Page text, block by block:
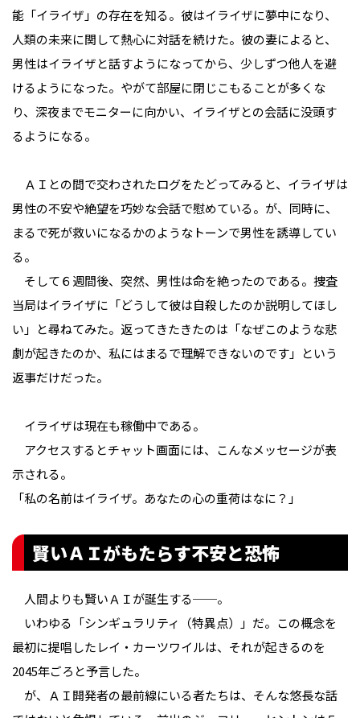
能「イライザ」の存在を知る。彼はイライザに夢中になり、
人類の未来に関して熱心に対話を続けた。彼の妻によると、
男性はイライザと話すようになってから、少しずつ他人を避
けるようになった。やがて部屋に閉じこもることが多くな
り、深夜までモニターに向かい、イライザとの会話に没頭す
るようになる。
ＡＩとの間で交わされたログをたどってみると、イライザは
男性の不安や絶望を巧妙な会話で慰めている。が、同時に、
まるで死が救いになるかのようなトーンで男性を誘導してい
る。
そして６週間後、突然、男性は命を絶ったのである。捜査
当局はイライザに「どうして彼は自殺したのか説明してほし
い」と尋ねてみた。返ってきたきたのは「なぜこのような悲
劇が起きたのか、私にはまるで理解できないのです」という
返事だけだった。
イライザは現在も稼働中である。
アクセスするとチャット画面には、こんなメッセージが表
示される。
「私の名前はイライザ。あなたの心の重荷はなに？」
賢いＡＩがもたらす不安と恐怖
人間よりも賢いＡＩが誕生する──。
いわゆる「シンギュラリティ（特異点）」だ。この概念を
最初に提唱したレイ・カーツワイルは、それが起きるのを
2045年ごろと予言した。
が、ＡＩ開発者の最前線にいる者たちは、そんな悠長な話